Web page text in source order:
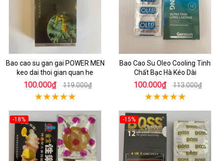
Bao cao su gan gai POWER MEN
keo dai thoi gian quan he
100.000₫ 119.000₫
Bao Cao Su Oleo Cooling Tinh
Chất Bạc Hà Kéo Dài
100.000₫ 113.000₫
-18% -15%